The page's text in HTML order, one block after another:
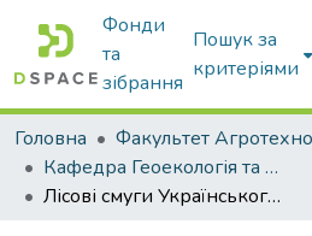
Фонди
та
зібрання
Пошук за
критеріями
Головна
Кафедра Геоекологія та землеустрій
Лісові смуги Українського Приазов’я, як місця гніздування птахів